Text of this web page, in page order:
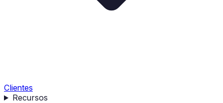
Clientes
Recursos